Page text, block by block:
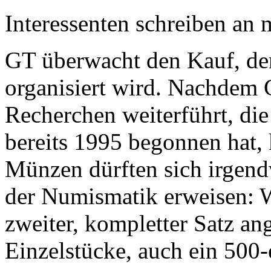
Interessenten schreiben
GT überwacht den Kauf,
organisiert wird. Nachdem
Recherchen weiterführt,
bereits 1995 begonnen
Münzen dürften sich
der Numismatik erweisen:
zweiter, kompletter Satz
Einzelstücke, auch ein